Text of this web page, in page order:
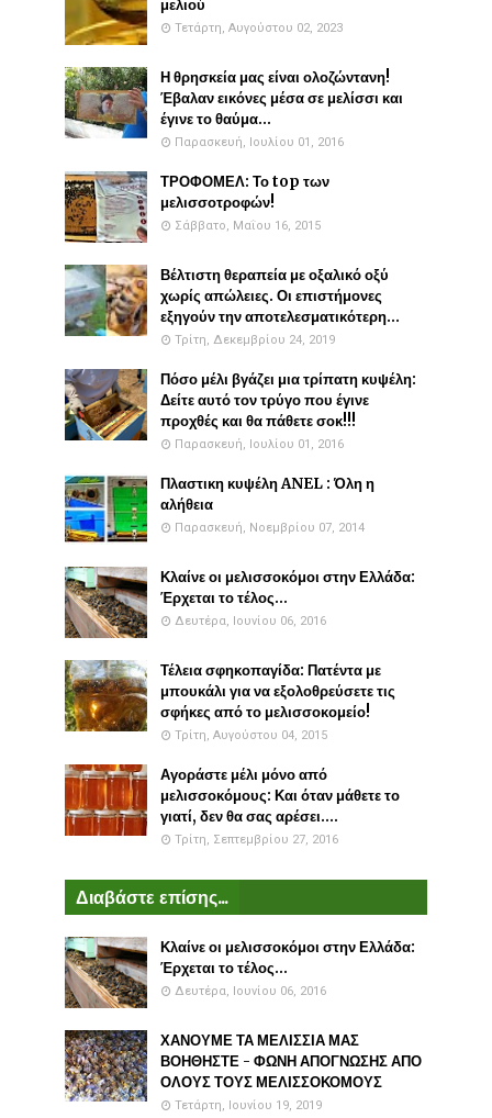
μελιού
Τετάρτη, Αυγούστου 02, 2023
Η θρησκεία μας είναι ολοζώντανη!
Έβαλαν εικόνες μέσα σε μελίσσι και
έγινε το θαύμα...
Παρασκευή, Ιουλίου 01, 2016
ΤΡΟΦΟΜΕΛ: Το top των
μελισσοτροφών!
Σάββατο, Μαΐου 16, 2015
Βέλτιστη θεραπεία με οξαλικό οξύ
χωρίς απώλειες. Οι επιστήμονες
εξηγούν την αποτελεσματικότερη...
Τρίτη, Δεκεμβρίου 24, 2019
Πόσο μέλι βγάζει μια τρίπατη κυψέλη:
Δείτε αυτό τον τρύγο που έγινε
προχθές και θα πάθετε σοκ!!!
Παρασκευή, Ιουλίου 01, 2016
Πλαστικη κυψέλη ANEL : Όλη η
αλήθεια
Παρασκευή, Νοεμβρίου 07, 2014
Κλαίνε οι μελισσοκόμοι στην Ελλάδα:
Έρχεται το τέλος...
Δευτέρα, Ιουνίου 06, 2016
Τέλεια σφηκοπαγίδα: Πατέντα με
μπουκάλι για να εξολοθρεύσετε τις
σφήκες από το μελισσοκομείο!
Τρίτη, Αυγούστου 04, 2015
Αγοράστε μέλι μόνο από
μελισσοκόμους: Και όταν μάθετε το
γιατί, δεν θα σας αρέσει....
Τρίτη, Σεπτεμβρίου 27, 2016
Διαβάστε επίσης...
Κλαίνε οι μελισσοκόμοι στην Ελλάδα:
Έρχεται το τέλος...
Δευτέρα, Ιουνίου 06, 2016
ΧΑΝΟΥΜΕ ΤΑ ΜΕΛΙΣΣΙΑ ΜΑΣ
ΒΟΗΘΗΣΤΕ - ΦΩΝΗ ΑΠΟΓΝΩΣΗΣ ΑΠΟ
ΟΛΟΥΣ ΤΟΥΣ ΜΕΛΙΣΣΟΚΟΜΟΥΣ
Τετάρτη, Ιουνίου 19, 2019